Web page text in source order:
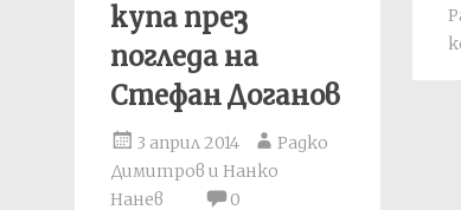
купа през
погледа на
Стефан Доганов
3 април 2014
Радко
Димитров и Нанко
Нанев
0